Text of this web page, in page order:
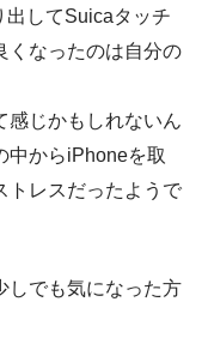
出してSuicaタッチ
くなったのは自分の
感じかもしれないん
中からiPhoneを取
トレスだったようで
しでも気になった方